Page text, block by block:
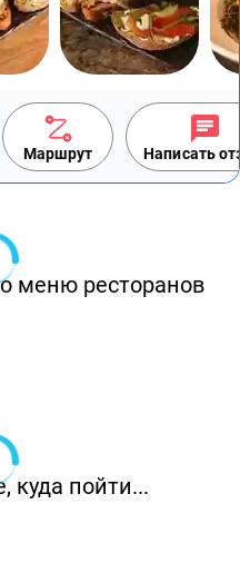
Маршрут Написать
меню ресторанов
куда пойти...